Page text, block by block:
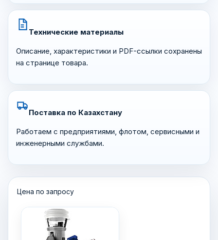
Технические материалы
Описание, характеристики и PDF-ссылки сохранены
на странице товара.
Поставка по Казахстану
Работаем с предприятиями, флотом, сервисными и
инженерными службами.
Цена по запросу